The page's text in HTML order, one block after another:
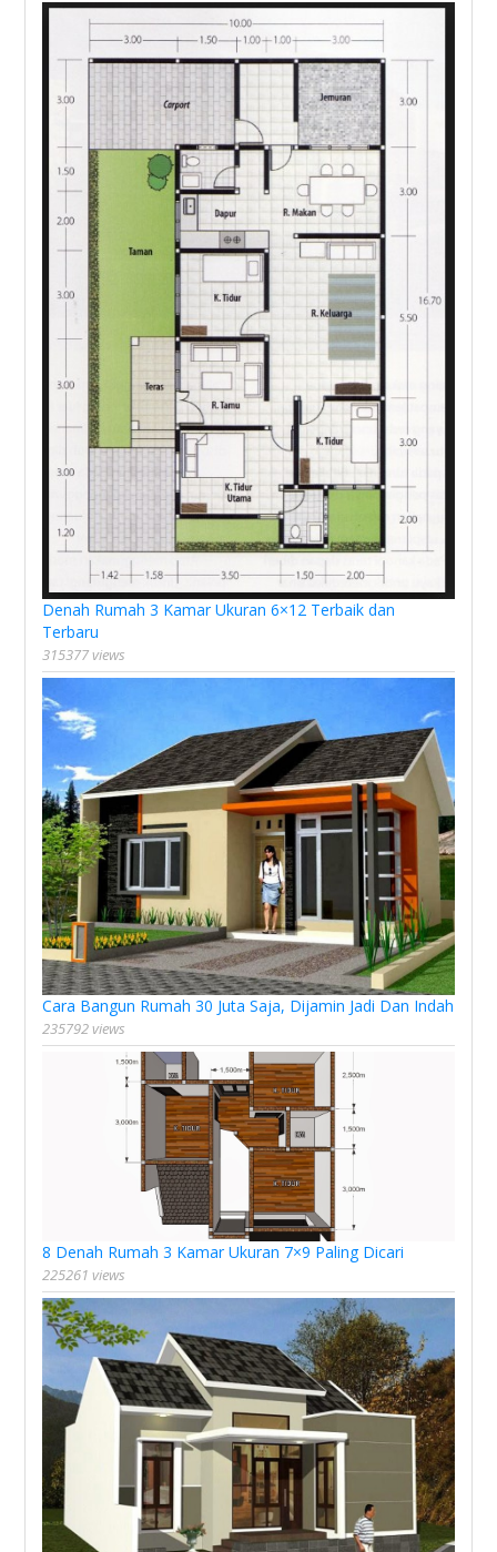
Denah Rumah 3 Kamar Ukuran 6×12 Terbaik dan
Terbaru
315377 views
Cara Bangun Rumah 30 Juta Saja, Dijamin Jadi Dan Indah
235792 views
8 Denah Rumah 3 Kamar Ukuran 7×9 Paling Dicari
225261 views